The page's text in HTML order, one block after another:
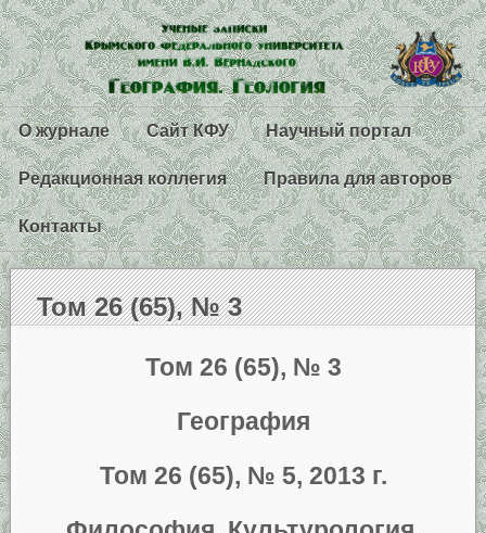
О журнале Сайт КФУ Научный портал
Редакционная коллегия Правила для авторов
Контакты
Том 26 (65), № 3
Том 26 (65), № 3
География
Том 26 (65), № 5, 2013 г.